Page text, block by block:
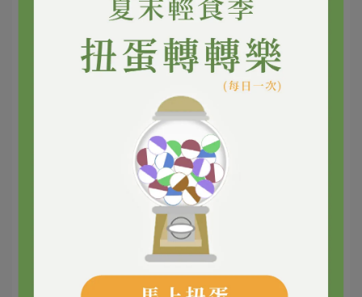
食譜步驟
蝦仁及鮮蚵先放一點鹽醃入味。
將低筋麵粉、玉米粉、泡打粉、雞蛋（雞蛋留一半
不要全加）及水攪拌均勻。
再加入高麗菜稍微攪拌一下加鹽及胡椒調味完成高